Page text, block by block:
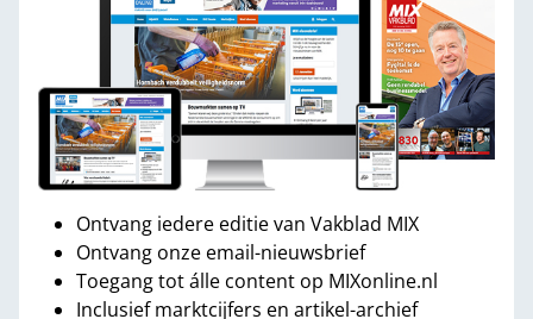
Ontvang iedere editie van Vakblad MIX
Ontvang onze email-nieuwsbrief
Toegang tot álle content op MIXonline.nl
Inclusief marktcijfers en artikel-archief